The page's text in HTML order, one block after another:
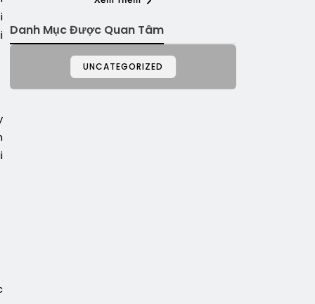
Danh Mục Được Quan Tâm
UNCATEGORIZED